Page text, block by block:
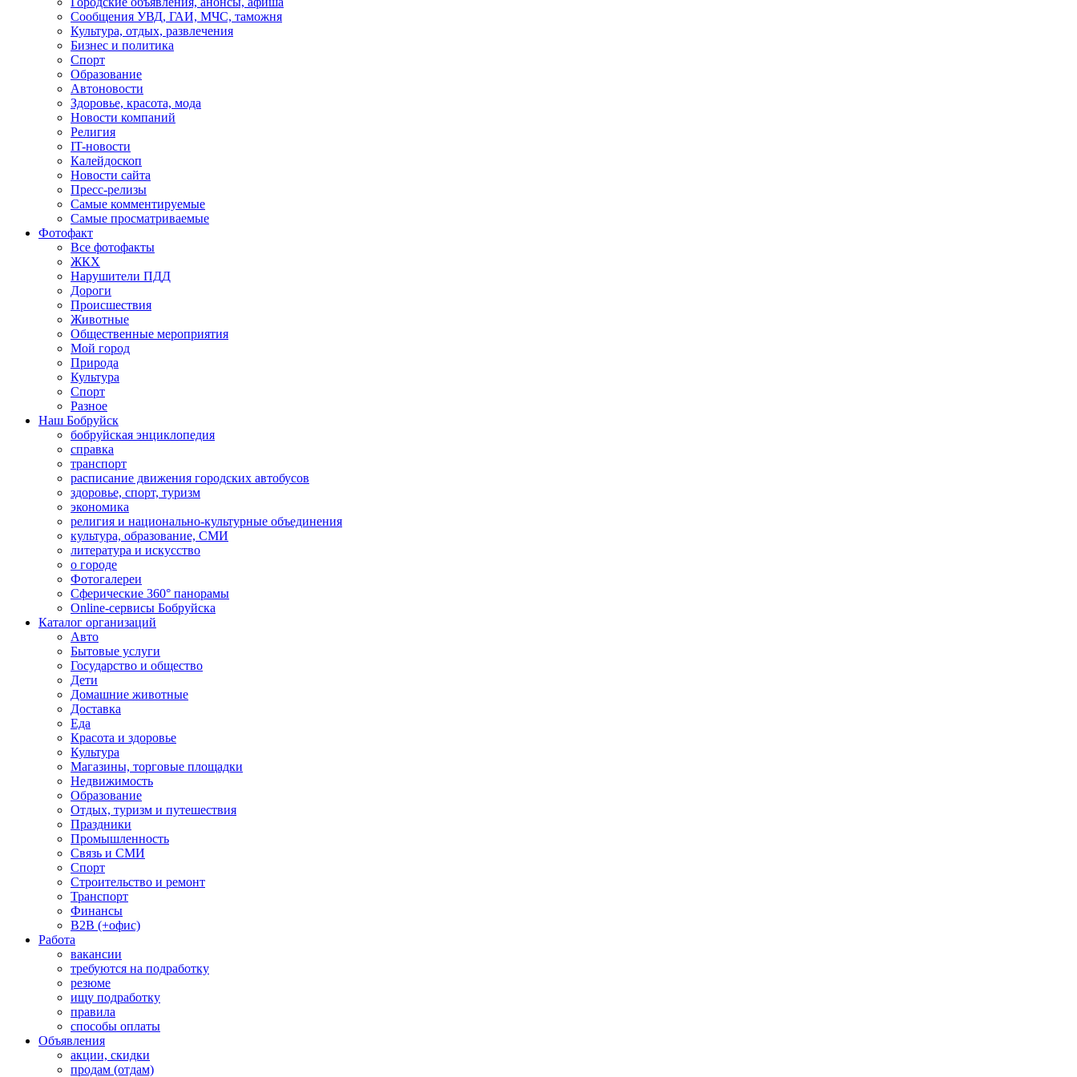
Сообщения УВД, ГАИ, МЧС, таможня
Культура, отдых, развлечения
Бизнес и политика
Спорт
Образование
Автоновости
Здоровье, красота, мода
Новости компаний
Религия
IT-новости
Калейдоскоп
Новости сайта
Пресс-релизы
Самые комментируемые
Самые просматриваемые
Фотофакт
Все фотофакты
ЖКХ
Нарушители ПДД
Дороги
Происшествия
Животные
Общественные мероприятия
Мой город
Природа
Культура
Спорт
Разное
Наш Бобруйск
бобруйская энциклопедия
справка
транспорт
расписание движения городских автобусов
здоровье, спорт, туризм
экономика
религия и национально-культурные объединения
культура, образование, СМИ
литература и искусство
о городе
Фотогалереи
Сферические 360° панорамы
Online-сервисы Бобруйска
Каталог организаций
Авто
Бытовые услуги
Государство и общество
Дети
Домашние животные
Доставка
Еда
Красота и здоровье
Культура
Магазины, торговые площадки
Недвижимость
Образование
Отдых, туризм и путешествия
Праздники
Промышленность
Связь и СМИ
Спорт
Строительство и ремонт
Транспорт
Финансы
B2B (+офис)
Работа
вакансии
требуются на подработку
резюме
ищу подработку
правила
способы оплаты
Объявления
акции, скидки
продам (отдам)